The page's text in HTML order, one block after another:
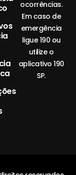
ocorrências.
Em caso de
emergência
ligue 190 ou
utilize o
aplicativo 190
SP.